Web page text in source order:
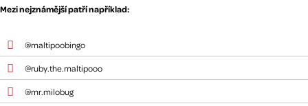
Mezi nejznámější patří například:
@maltipoobingo
@ruby.the.maltipooo
@mr.milobug